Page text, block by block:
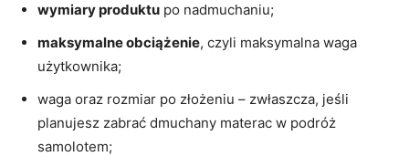
wymiary produktu po nadmuchaniu;
maksymalne obciążenie, czyli maksymalna waga
użytkownika;
waga oraz rozmiar po złożeniu – zwłaszcza, jeśli
planujesz zabrać dmuchany materac w podróż
samolotem;